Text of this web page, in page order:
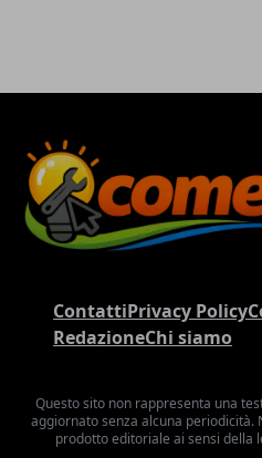
ContattiPrivacy Policy
RedazioneChi siamo
Questo sito non rappresenta una
aggiornato senza alcuna
prodotto editoriale ai sensi della